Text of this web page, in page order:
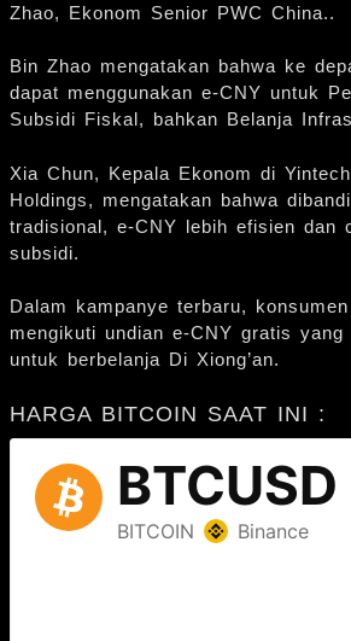
Zhao, Ekonom Senior PWC China..
Bin Zhao mengatakan bahwa ke
dapat menggunakan e-CNY untuk
Subsidi Fiskal, bahkan Belanja
Xia Chun, Kepala Ekonom di
Holdings, mengatakan bahwa
tradisional, e-CNY lebih efisien dan
subsidi.
Dalam kampanye terbaru,
mengikuti undian e-CNY gratis yang
untuk berbelanja Di Xiong’an.
HARGA BITCOIN SAAT INI :